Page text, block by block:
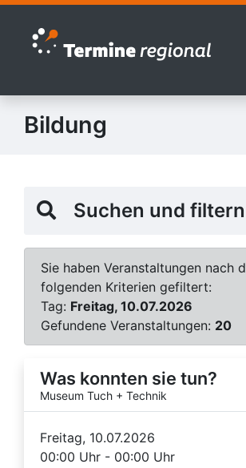
Zur Navigation springen
Zum Inhalt springen
Bildung
Suchen und filtern
Sie haben Veranstaltungen nach
folgenden Kriterien gefiltert:
Tag: Freitag, 10.07.2026
Gefundene Veranstaltungen: 20
Was konnten sie tun?
Museum Tuch + Technik
Freitag, 10.07.2026
00:00 Uhr - 00:00 Uhr